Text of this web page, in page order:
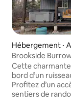
Hébergement ⋅
Brookside
au lac
Cette
bord d’un
Profitez d’un
sentiers de